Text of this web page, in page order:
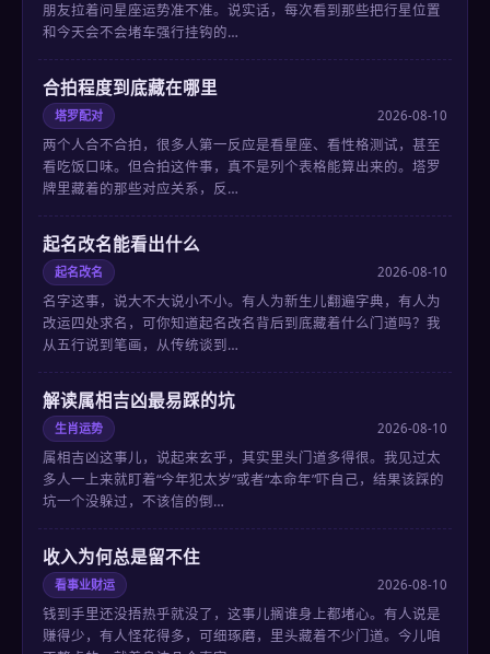
朋友拉着问星座运势准不准。说实话，每次看到那些把行星位置
和今天会不会堵车强行挂钩的…
合拍程度到底藏在哪里
塔罗配对 2026-08-10
两个人合不合拍，很多人第一反应是看星座、看性格测试，甚至
看吃饭口味。但合拍这件事，真不是列个表格能算出来的。塔罗
牌里藏着的那些对应关系，反…
起名改名能看出什么
起名改名 2026-08-10
名字这事，说大不大说小不小。有人为新生儿翻遍字典，有人为
改运四处求名，可你知道起名改名背后到底藏着什么门道吗？我
从五行说到笔画，从传统谈到…
解读属相吉凶最易踩的坑
生肖运势 2026-08-10
属相吉凶这事儿，说起来玄乎，其实里头门道多得很。我见过太
多人一上来就盯着“今年犯太岁”或者“本命年”吓自己，结果该踩的
坑一个没躲过，不该信的倒…
收入为何总是留不住
看事业财运 2026-08-10
钱到手里还没捂热乎就没了，这事儿搁谁身上都堵心。有人说是
赚得少，有人怪花得多，可细琢磨，里头藏着不少门道。今儿咱